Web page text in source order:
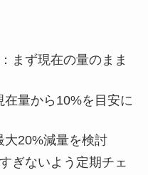
：まず現在の量のまま
在量から10%を目安に
大20%減量を検討
ぎないよう定期チェ